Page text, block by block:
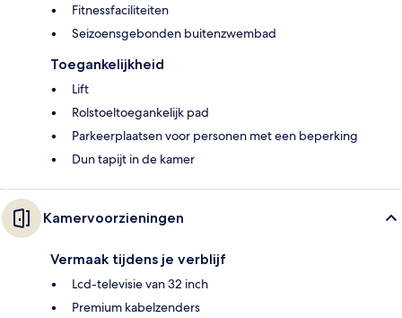
Fitnessfaciliteiten
Seizoensgebonden buitenzwembad
Toegankelijkheid
Lift
Rolstoeltoegankelijk pad
Parkeerplaatsen voor personen met een beperking
Dun tapijt in de kamer
Kamervoorzieningen
Vermaak tijdens je verblijf
Lcd-televisie van 32 inch
Premium kabelzenders